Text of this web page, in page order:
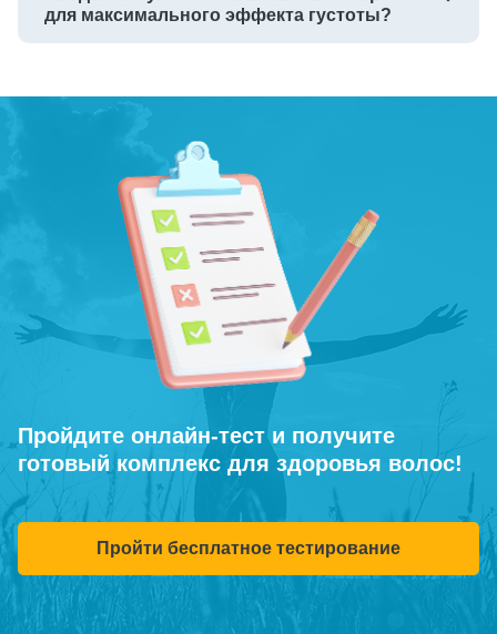
для максимального эффекта густоты?
Пройдите онлайн-тест и получите
готовый комплекс для здоровья волос!
Пройти бесплатное тестирование